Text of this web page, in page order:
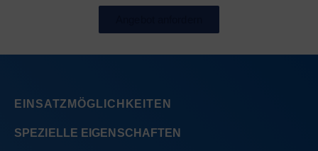
EINSATZMÖGLICHKEITEN
SPEZIELLE EIGENSCHAFTEN